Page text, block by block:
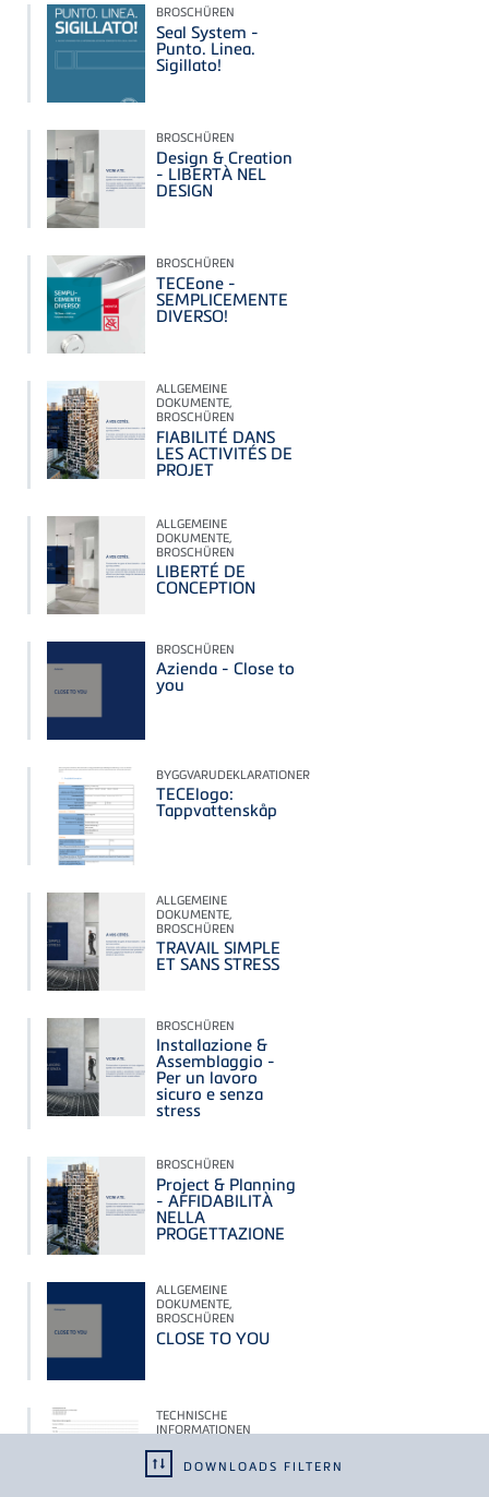
DOWNLOADS FILTERN
BROSCHÜREN
Seal System -
Punto. Linea.
Sigillato!
BROSCHÜREN
Design & Creation
- LIBERTÀ NEL
DESIGN
BROSCHÜREN
TECEone -
SEMPLICEMENTE
DIVERSO!
ALLGEMEINE
DOKUMENTE,
BROSCHÜREN
FIABILITÉ DANS
LES ACTIVITÉS DE
PROJET
ALLGEMEINE
DOKUMENTE,
BROSCHÜREN
LIBERTÉ DE
CONCEPTION
BROSCHÜREN
Azienda - Close to
you
BYGGVARUDEKLARATIONER
TECElogo:
Tappvattenskåp
ALLGEMEINE
DOKUMENTE,
BROSCHÜREN
TRAVAIL SIMPLE
ET SANS STRESS
BROSCHÜREN
Installazione &
Assemblaggio -
Per un lavoro
sicuro e senza
stress
BROSCHÜREN
Project & Planning
- AFFIDABILITÀ
NELLA
PROGETTAZIONE
ALLGEMEINE
DOKUMENTE,
BROSCHÜREN
CLOSE TO YOU
TECHNISCHE
INFORMATIONEN
Modulo di
richiesta canaline
speciali